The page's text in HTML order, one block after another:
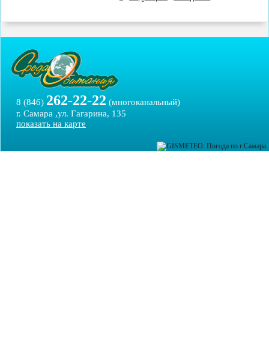
8 (846) 262-22-22 (многоканальный)
г. Самара ,ул. Гагарина, 135
показать на карте